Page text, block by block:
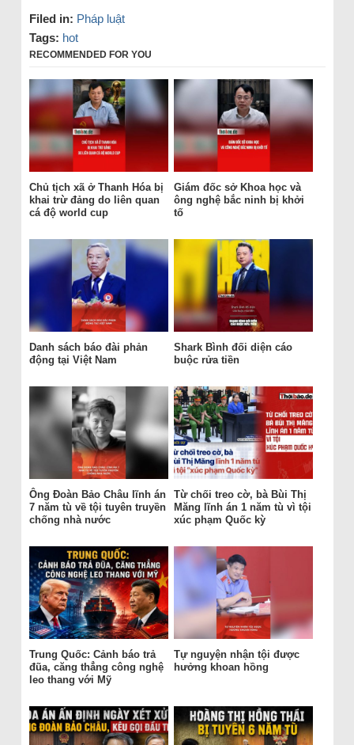
Filed in: Pháp luật
Tags: hot
RECOMMENDED FOR YOU
Chủ tịch xã ở Thanh Hóa bị
khai trừ đảng do liên quan
cá độ world cup
Giám đốc sở Khoa học và
ông nghệ bắc ninh bị khởi
tố
Danh sách báo đài phản
động tại Việt Nam
Shark Bình đối diện cáo
buộc rửa tiền
Ông Đoàn Bảo Châu lĩnh án
7 năm tù về tội tuyên truyền
chống nhà nước
Từ chối treo cờ, bà Bùi Thị
Măng lĩnh án 1 năm tù vì tội
xúc phạm Quốc kỳ
Trung Quốc: Cảnh báo trả
đũa, căng thẳng công nghệ
leo thang với Mỹ
Tự nguyện nhận tội được
hưởng khoan hồng